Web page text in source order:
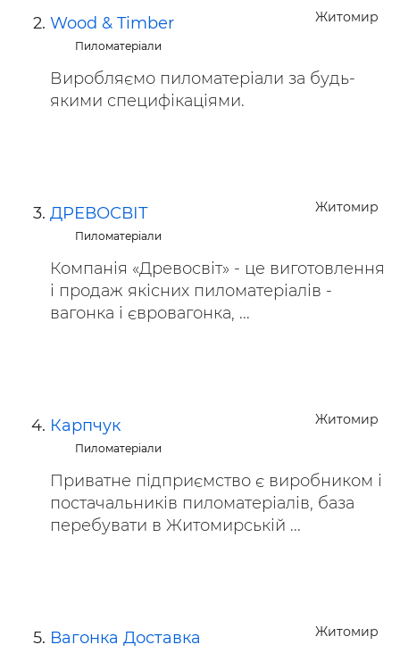
Житомир
Wood & Timber
Пиломатеріали
Виробляємо пиломатеріали за будь-
якими специфікаціями.
Житомир
ДРЕВОСВІТ
Пиломатеріали
Компанія «Древосвіт» - це виготовлення
і продаж якісних пиломатеріалів -
вагонка і євровагонка, ...
Житомир
Карпчук
Пиломатеріали
Приватне підприємство є виробником і
постачальників пиломатеріалів, база
перебувати в Житомирській ...
Житомир
Вагонка Доставка